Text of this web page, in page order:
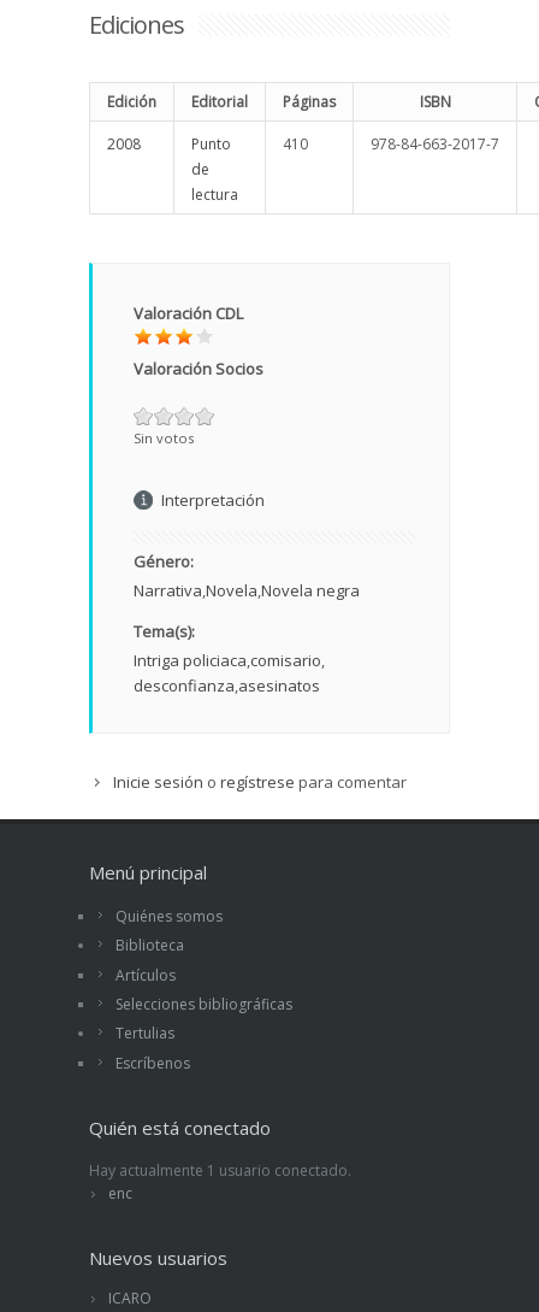
Ediciones
Edición Editorial Páginas ISBN
2008
Punto
de
lectura
410 978-84-663-2017-7
Valoración CDL
Valoración Socios
Sin votos
Interpretación
Género:
Narrativa Novela Novela negra
Tema(s):
Intriga policiaca comisario
desconfianza asesinatos
Inicie sesión o regístrese para comentar
Menú principal
Quiénes somos
Biblioteca
Artículos
Selecciones bibliográficas
Tertulias
Escríbenos
Quién está conectado
Hay actualmente 1 usuario conectado.
enc
Nuevos usuarios
ICARO